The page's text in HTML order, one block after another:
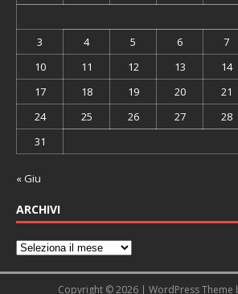
3
4 5 6 7
10
11 12 13 14
17
18 19 20 21
24
25 26 27 28
31
« Giu
ARCHIVI
Copyright © 2026 | WordPress Theme